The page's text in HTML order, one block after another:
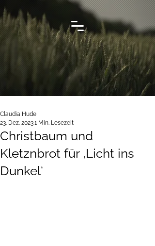
Christbaum und
Kletznbrot für ‚Licht ins
Dunkel‘
Claudia Hude
23. Dez. 20231 Min. Lesezeit